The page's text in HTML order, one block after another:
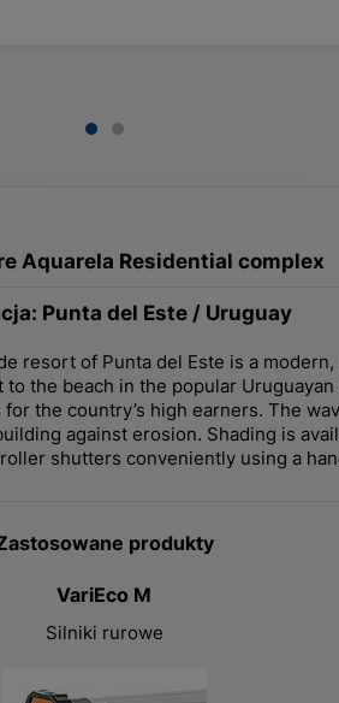
Aquarela Residential complex
Punta del Este / Uruguay
resort of Punta del Este is a
the beach in the popular
the country’s high earners. The
against erosion. Shading is
shutters conveniently using a
produkty
VariEco M
Silniki rurowe